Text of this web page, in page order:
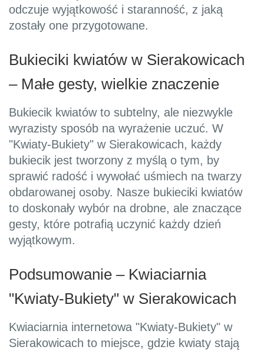
odczuje wyjątkowość i staranność, z jaką
zostały one przygotowane.
Bukieciki kwiatów w Sierakowicach
– Małe gesty, wielkie znaczenie
Bukiecik kwiatów to subtelny, ale niezwykle
wyrazisty sposób na wyrażenie uczuć. W
"Kwiaty-Bukiety" w Sierakowicach, każdy
bukiecik jest tworzony z myślą o tym, by
sprawić radość i wywołać uśmiech na twarzy
obdarowanej osoby. Nasze bukieciki kwiatów
to doskonały wybór na drobne, ale znaczące
gesty, które potrafią uczynić każdy dzień
wyjątkowym.
Podsumowanie – Kwiaciarnia
"Kwiaty-Bukiety" w Sierakowicach
Kwiaciarnia internetowa "Kwiaty-Bukiety" w
Sierakowicach to miejsce, gdzie kwiaty stają